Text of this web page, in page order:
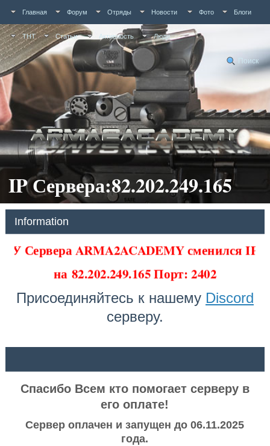
Главная Форум Отряды Новости Фото Блоги
ТНТ Статьи Активность Люди
Поиск
IP Сервера:82.202.249.165
Information
У Сервера ARMA2ACADEMY сменился IP
на82.202.249.165 Порт: 2402
Присоединяйтесь к нашему Discord
серверу.
Спасибо Всем кто помогает серверу в
его оплате!
Сервер оплачен и запущен до 06.11.2025
года.